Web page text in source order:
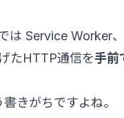
Service Worker、
たHTTP通信を手前
きがちですよね。